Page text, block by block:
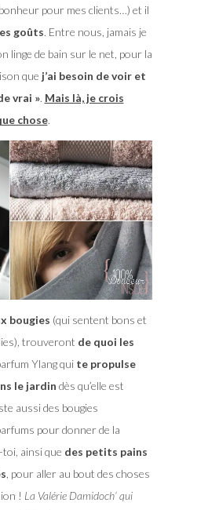
pour mes clients…) et il
goûts. Entre nous, jamais je
linge de bain sur le net, pour la
que j’ai besoin de voir et
vrai ». Mais là, je crois
chose.
bougies (qui sentent bons et
trouveront de quoi les
Ylang qui te propulse
le jardin dès qu’elle est
aussi des bougies
pour donner de la
ainsi que des petits pains
, pour aller au bout des choses
! La Valérie Damidoch’ qui